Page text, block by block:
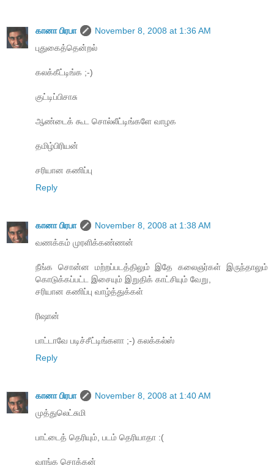
கானா பிரபா
November 8, 2008 at 1:36 AM
புதுகைத்தென்றல்
கலக்கீட்டிங்க ;-)
குட்டிப்பிசாசு
ஆண்டைக் கூட சொல்லீட்டிங்களே வாழக
தமிழ்பிரியன்
சரியான கணிப்பு
Reply
கானா பிரபா
November 8, 2008 at 1:38 AM
வணக்கம் முரளிக்கண்ணன்
நீங்க சொன்ன மற்றப்படத்திலும் இதே கலைஞர்கள் இருந்தாலும்
கொடுக்கப்பட்ட இசையும் இறுதிக் காட்சியும் வேறு,
சரியான கணிப்பு வாழ்த்துக்கள்
ரிஷான்
பாட்டாவே படிச்சீட்டிங்களா ;-) கலக்கல்ஸ்
Reply
கானா பிரபா
November 8, 2008 at 1:40 AM
முத்துலெட்சுமி
பாட்டைத் தெரியும், படம் தெரியாதா :(
வாங்க சொக்கன்